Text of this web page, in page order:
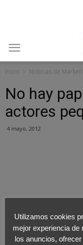
Inicio Noticias de
No hay
actores
4 mayo, 2012
Utilizamos cookies
mejor experiencia de
los anuncios,